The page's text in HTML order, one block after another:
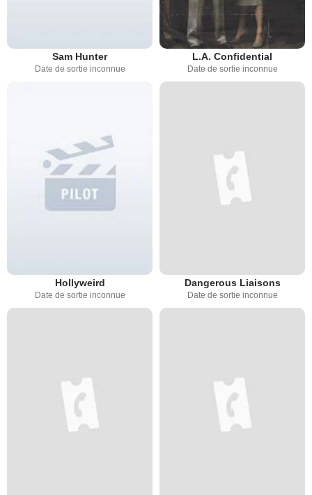
Sam Hunter
Date de sortie inconnue
L.A. Confidential
Date de sortie inconnue
Hollyweird
Date de sortie inconnue
Dangerous Liaisons
Date de sortie inconnue